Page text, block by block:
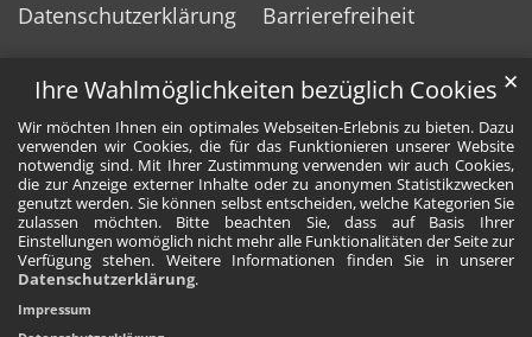
Ihre Wahlmöglichkeiten bezüglich Cookies
Wir möchten Ihnen ein optimales Webseiten-Erlebnis zu bieten. Dazu
verwenden wir Cookies, die für das Funktionieren unserer Website
notwendig sind. Mit Ihrer Zustimmung verwenden wir auch Cookies,
die zur Anzeige externer Inhalte oder zu anonymen Statistikzwecken
genutzt werden. Sie können selbst entscheiden, welche Kategorien Sie
zulassen möchten. Bitte beachten Sie, dass auf Basis Ihrer
Einstellungen womöglich nicht mehr alle Funktionalitäten der Seite zur
Verfügung stehen. Weitere Informationen finden Sie in unserer
Datenschutzerklärung.
✕
Impressum
Datenschutzerklärung
Barrierefreiheit